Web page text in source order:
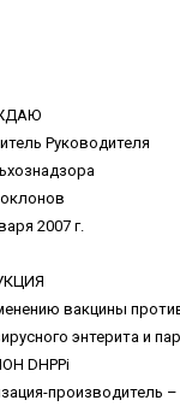
Руководителя
2007 г.
вакцины
энтерита и
DHPPi
производитель